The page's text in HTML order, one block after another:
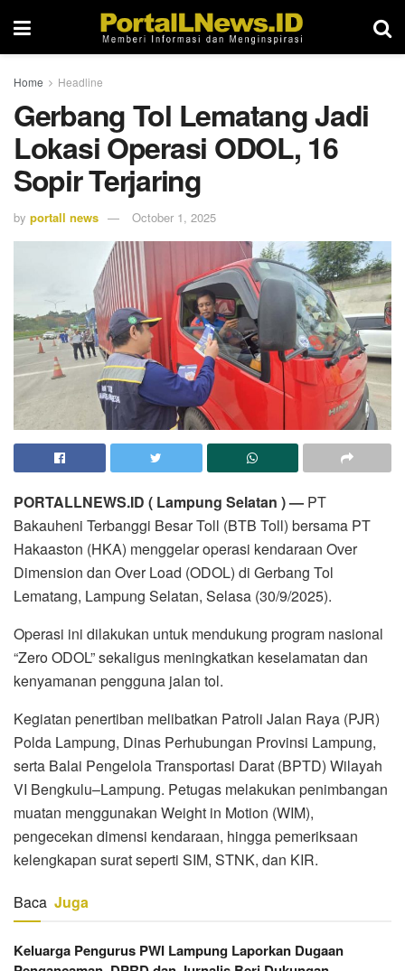
Home Headline
Gerbang Tol Lematang Jadi
Lokasi Operasi ODOL, 16
Sopir Terjaring
by portall news October 1, 2025
PORTALLNEWS.ID ( Lampung Selatan ) — PT
Bakauheni Terbanggi Besar Toll (BTB Toll) bersama PT
Hakaaston (HKA) menggelar operasi kendaraan Over
Dimension dan Over Load (ODOL) di Gerbang Tol
Lematang, Lampung Selatan, Selasa (30/9/2025).
Operasi ini dilakukan untuk mendukung program nasional
“Zero ODOL” sekaligus meningkatkan keselamatan dan
kenyamanan pengguna jalan tol.
Kegiatan penertiban melibatkan Patroli Jalan Raya (PJR)
Polda Lampung, Dinas Perhubungan Provinsi Lampung,
serta Balai Pengelola Transportasi Darat (BPTD) Wilayah
VI Bengkulu–Lampung. Petugas melakukan penimbangan
muatan menggunakan Weight in Motion (WIM),
pengecekan dimensi kendaraan, hingga pemeriksaan
kelengkapan surat seperti SIM, STNK, dan KIR.
Baca Juga
Keluarga Pengurus PWI Lampung Laporkan Dugaan